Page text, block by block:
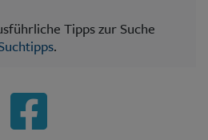
Tipps zur Suche
.